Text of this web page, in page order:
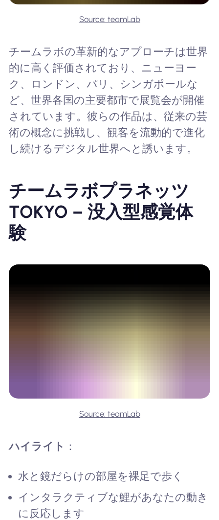
Source: teamLab
チームラボの革新的なアプローチは世界
的に高く評価されており、ニューヨー
ク、ロンドン、パリ、シンガポールな
ど、世界各国の主要都市で展覧会が開催
されています。彼らの作品は、従来の芸
術の概念に挑戦し、観客を流動的で進化
し続けるデジタル世界へと誘います。
チームラボプラネッツ
TOKYO – 没入型感覚体
験
Source: teamLab
ハイライト ：
水と鏡だらけの部屋を裸足で歩く
インタラクティブな鯉があなたの動き
に反応します